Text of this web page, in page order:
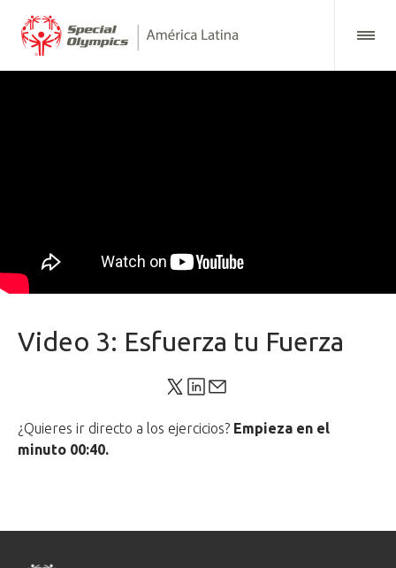
Video 3: Esfuerza tu Fuerza
¿Quieres ir directo a los ejercicios? Empieza en el
minuto 00:40.